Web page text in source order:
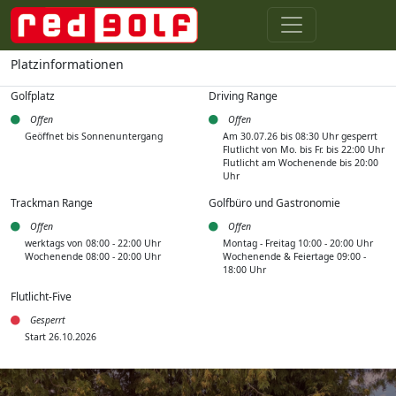
Platzinformationen
Golfplatz
Offen
Geöffnet bis Sonnenuntergang
Driving Range
Offen
Am 30.07.26 bis 08:30 Uhr gesperrt
Flutlicht von Mo. bis Fr. bis 22:00 Uhr
Flutlicht am Wochenende bis 20:00
Uhr
Trackman Range
Offen
werktags von 08:00 - 22:00 Uhr
Wochenende 08:00 - 20:00 Uhr
Golfbüro und Gastronomie
Offen
Montag - Freitag 10:00 - 20:00 Uhr
Wochenende & Feiertage 09:00 -
18:00 Uhr
Flutlicht-Five
Gesperrt
Start 26.10.2026